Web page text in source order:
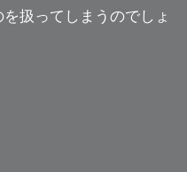
扱ってしまうのでしょ